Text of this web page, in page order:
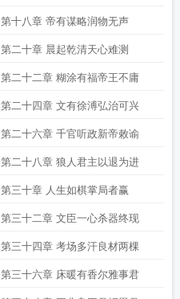
第十八章 帝有谋略润物无声
第二十章 晨起乾清天心难测
第二十二章 糊涂有福帝王不庸
第二十四章 文有徐溥弘治可兴
第二十六章 千官听政新帝敕谕
第二十八章 狼人君主以退为进
第三十章 人生如棋掌局者赢
第三十二章 文臣一心杀器终现
第三十四章 考场多汗良材两棵
第三十六章 床暖有香尔雅事君